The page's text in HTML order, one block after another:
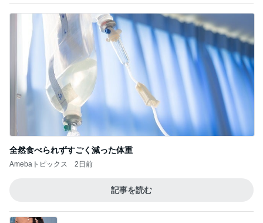
全然食べられずすごく減った体重
Amebaトピックス 2日前
記事を読む